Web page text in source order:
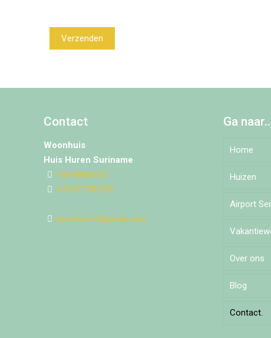
Contact
Woonhuis
Huis Huren Suriname
+5978883167
+31637786163
woonhuis1@gmail.com
Ga
Home
Huizen
Airport
Over ons
Blog
Contact.